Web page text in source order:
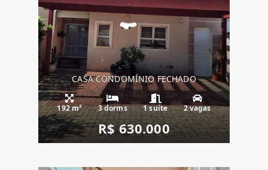
CASA CONDOMÍNIO FECHADO
192 m² 3 dorms 1 suíte 2 vagas
R$ 630.000